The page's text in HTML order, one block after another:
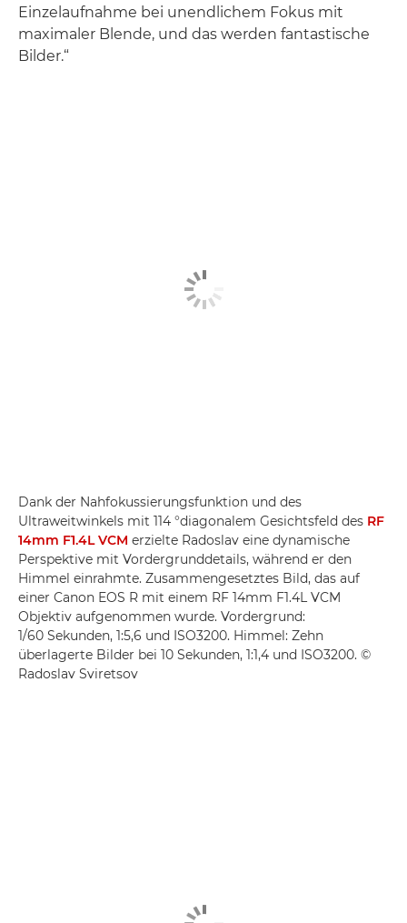
Einzelaufnahme bei unendlichem Fokus mit
maximaler Blende, und das werden fantastische
Bilder.“
Dank der Nahfokussierungsfunktion und des
Ultraweitwinkels mit 114 °diagonalem Gesichtsfeld des RF
14mm F1.4L VCM erzielte Radoslav eine dynamische
Perspektive mit Vordergrunddetails, während er den
Himmel einrahmte. Zusammengesetztes Bild, das auf
einer Canon EOS R mit einem RF 14mm F1.4L VCM
Objektiv aufgenommen wurde. Vordergrund:
1/60 Sekunden, 1:5,6 und ISO3200. Himmel: Zehn
überlagerte Bilder bei 10 Sekunden, 1:1,4 und ISO3200. ©
Radoslav Sviretsov